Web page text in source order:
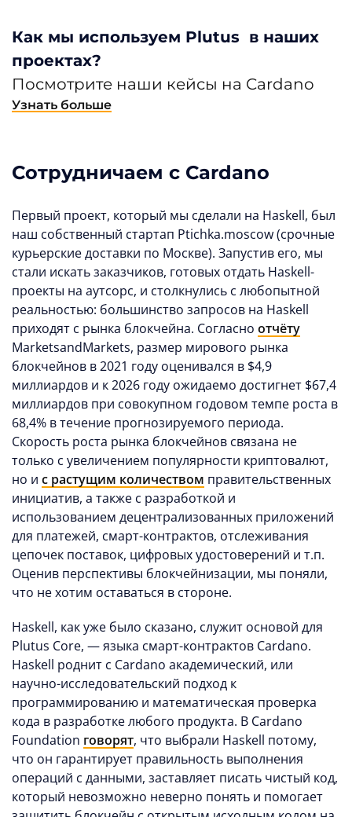
Как мы используем Plutus в наших
проектах?
Посмотрите наши кейсы на Cardano
Узнать больше
Сотрудничаем с Cardano
Первый проект, который мы сделали на Haskell, был
наш собственный стартап Ptichka.moscow (срочные
курьерские доставки по Москве). Запустив его, мы
стали искать заказчиков, готовых отдать Haskell-
проекты на аутсорс, и столкнулись с любопытной
реальностью: большинство запросов на Haskell
приходят с рынка блокчейна. Согласно отчёту
MarketsandMarkets, размер мирового рынка
блокчейнов в 2021 году оценивался в $4,9
миллиардов и к 2026 году ожидаемо достигнет $67,4
миллиардов при совокупном годовом темпе роста в
68,4% в течение прогнозируемого периода.
Скорость роста рынка блокчейнов связана не
только с увеличением популярности криптовалют,
но и с растущим количеством правительственных
инициатив, а также с разработкой и
использованием децентрализованных приложений
для платежей, смарт-контрактов, отслеживания
цепочек поставок, цифровых удостоверений и т.п.
Оценив перспективы блокчейнизации, мы поняли,
что не хотим оставаться в стороне.
Haskell, как уже было сказано, служит основой для
Plutus Core, — языка смарт-контрактов Cardano.
Haskell роднит с Cardano академический, или
научно-исследовательский подход к
программированию и математическая проверка
кода в разработке любого продукта. В Cardano
Foundation говорят, что выбрали Haskell потому,
что он гарантирует правильность выполнения
операций с данными, заставляет писать чистый код,
который невозможно неверно понять и помогает